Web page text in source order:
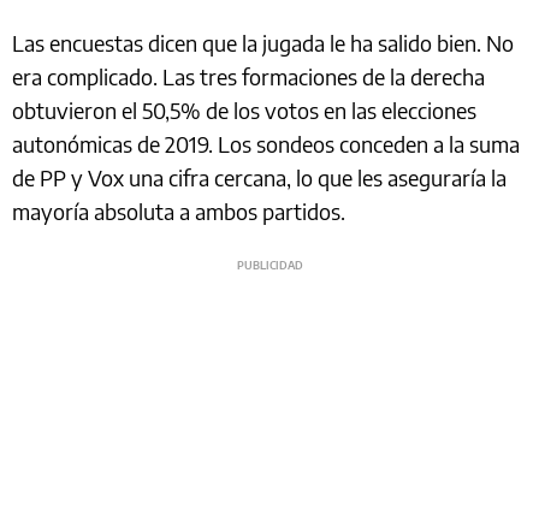
Las encuestas dicen que la jugada le ha salido bien. No
era complicado. Las tres formaciones de la derecha
obtuvieron el 50,5% de los votos en las elecciones
autonómicas de 2019. Los sondeos conceden a la suma
de PP y Vox una cifra cercana, lo que les aseguraría la
mayoría absoluta a ambos partidos.